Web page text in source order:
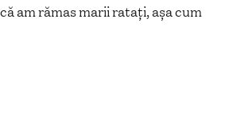
am rămas marii ratați, așa cum